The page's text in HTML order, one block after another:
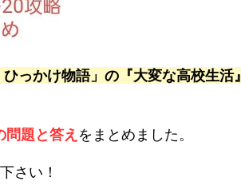
っかけ物語」の『大変な高校生活』
題と答え をまとめました。
さい！